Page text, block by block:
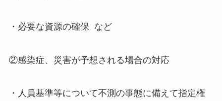
・必要な資源の確保 など
②感染症、災害が予想される場合の対応
・人員基準等について不測の事態に備えて指定権